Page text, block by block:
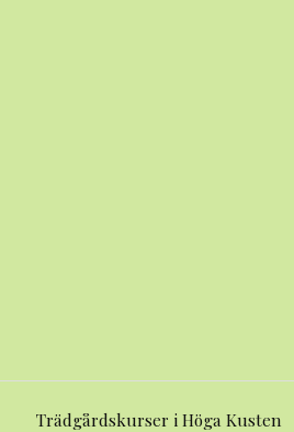
Trädgårdskurser i Höga Kusten